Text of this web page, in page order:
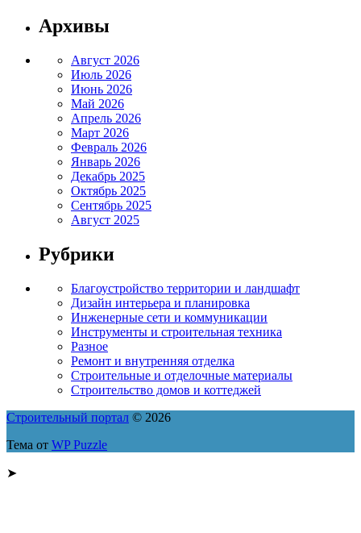
Архивы
Август 2026
Июль 2026
Июнь 2026
Май 2026
Апрель 2026
Март 2026
Февраль 2026
Январь 2026
Декабрь 2025
Октябрь 2025
Сентябрь 2025
Август 2025
Рубрики
Благоустройство территории и ландшафт
Дизайн интерьера и планировка
Инженерные сети и коммуникации
Инструменты и строительная техника
Разное
Ремонт и внутренняя отделка
Строительные и отделочные материалы
Строительство домов и коттеджей
Строительный портал © 2026
Тема от WP Puzzle
➤